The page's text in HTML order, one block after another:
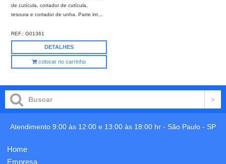
de cutícula, cortador de cutícula,
tesoura e cortador de unha. Parte int...
REF.:G01361
DETALHES
colocar no carrinho
Atendimento 9:00 às 12:00 e 13:00 às 18:00 hr - São Paulo - SP
Home
Empresa